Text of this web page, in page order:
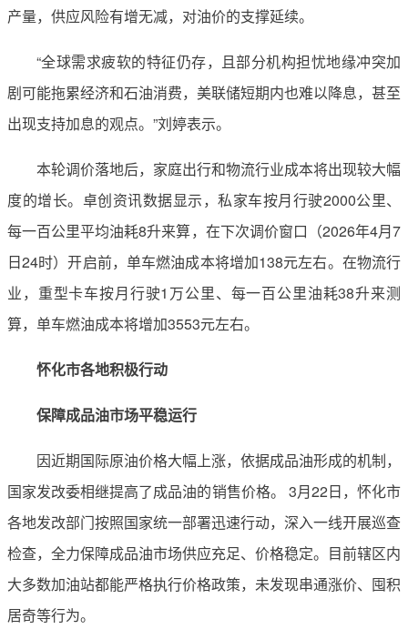
产量，供应风险有增无减，对油价的支撑延续。
“全球需求疲软的特征仍存，且部分机构担忧地缘冲突加
剧可能拖累经济和石油消费，美联储短期内也难以降息，甚至
出现支持加息的观点。”刘婷表示。
本轮调价落地后，家庭出行和物流行业成本将出现较大幅
度的增长。卓创资讯数据显示，私家车按月行驶2000公里、
每一百公里平均油耗8升来算，在下次调价窗口（2026年4月7
日24时）开启前，单车燃油成本将增加138元左右。在物流行
业，重型卡车按月行驶1万公里、每一百公里油耗38升来测
算，单车燃油成本将增加3553元左右。
怀化市各地积极行动
保障成品油市场平稳运行
因近期国际原油价格大幅上涨，依据成品油形成的机制，
国家发改委相继提高了成品油的销售价格。 3月22日，怀化市
各地发改部门按照国家统一部署迅速行动，深入一线开展巡查
检查，全力保障成品油市场供应充足、价格稳定。目前辖区内
大多数加油站都能严格执行价格政策，未发现串通涨价、囤积
居奇等行为。